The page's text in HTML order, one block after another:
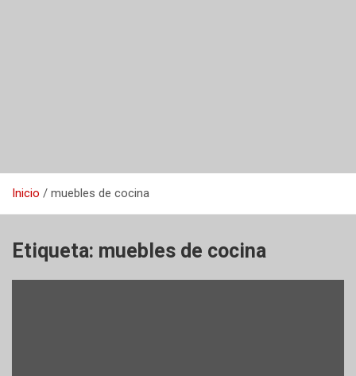
Inicio muebles de cocina
Etiqueta: muebles de cocina